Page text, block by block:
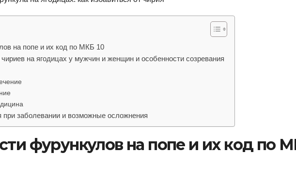
на попе и их код по МКБ 10
на ягодицах у мужчин и женщин и особенности созревания
заболевании и возможные осложнения
фурункулов на попе и их код по